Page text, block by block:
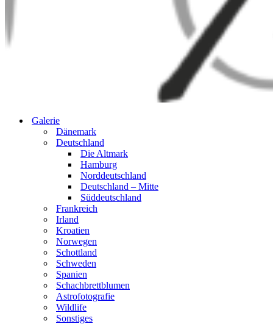
Galerie
Dänemark
Deutschland
Die Altmark
Hamburg
Norddeutschland
Deutschland – Mitte
Süddeutschland
Frankreich
Irland
Kroatien
Norwegen
Schottland
Schweden
Spanien
Schachbrettblumen
Astrofotografie
Wildlife
Sonstiges